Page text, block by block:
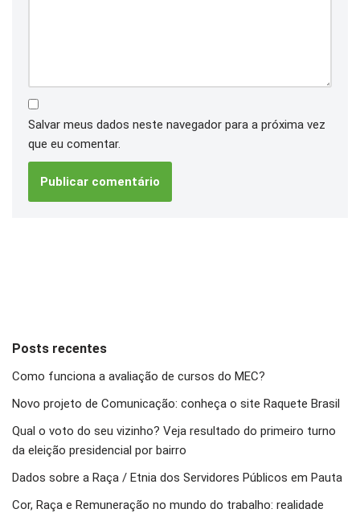
Salvar meus dados neste navegador para a próxima vez
que eu comentar.
Posts recentes
Como funciona a avaliação de cursos do MEC?
Novo projeto de Comunicação: conheça o site Raquete Brasil
Qual o voto do seu vizinho? Veja resultado do primeiro turno
da eleição presidencial por bairro
Dados sobre a Raça / Etnia dos Servidores Públicos em Pauta
Cor, Raça e Remuneração no mundo do trabalho: realidade